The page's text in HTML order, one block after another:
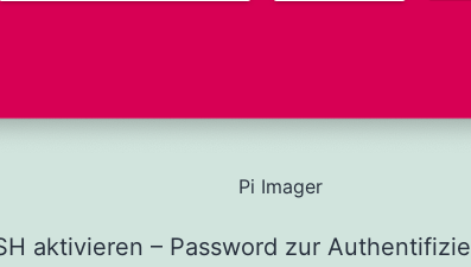
Pi Imager
aktivieren – Password zur